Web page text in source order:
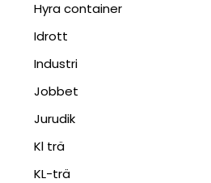
Hyra container
Idrott
Industri
Jobbet
Jurudik
Kl trä
KL-trä